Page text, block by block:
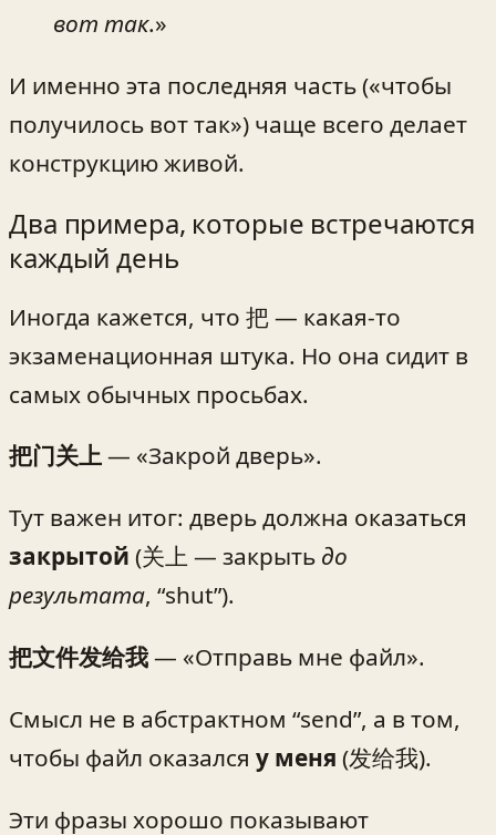
вот так.»
И именно эта последняя часть («чтобы
получилось вот так») чаще всего делает
конструкцию живой.
Два примера, которые встречаются
каждый день
Иногда кажется, что 把 — какая-то
экзаменационная штука. Но она сидит в
самых обычных просьбах.
把门关上— «Закрой дверь».
Тут важен итог: дверь должна оказаться
закрытой (关上 — закрыть до
результата, “shut”).
把文件发给我— «Отправь мне файл».
Смысл не в абстрактном “send”, а в том,
чтобы файл оказался у меня (发给我).
Эти фразы хорошо показывают